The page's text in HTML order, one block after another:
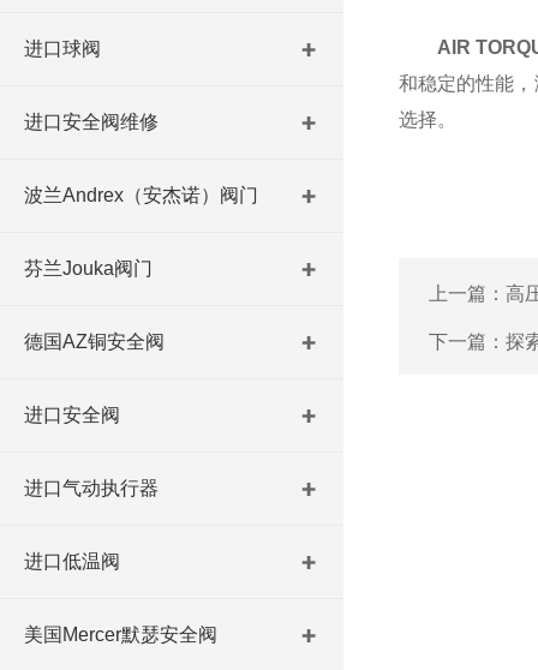
进口球阀
进口安全阀维修
波兰Andrex（安杰诺）阀门
芬兰Jouka阀门
德国AZ铜安全阀
进口安全阀
进口气动执行器
进口低温阀
美国Mercer默瑟安全阀
AIR
和稳定的性能
选择。
上一篇： 高
下一篇： 探